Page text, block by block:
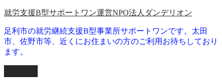
コ
テ
ン
ツ
へ
就労支援B型サポートワン運営NPO法人ダンデリオン
足利市の就労継続支援B型事業所サポートワンです。太田
市、佐野市等、近くにお住まいの方のご利用お待ちしており
ます。